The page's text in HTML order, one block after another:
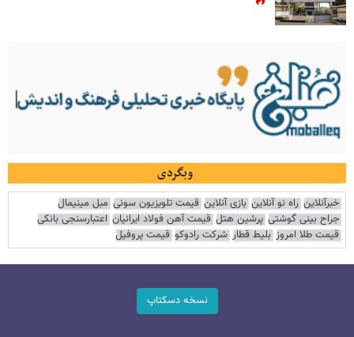
وبگردی
خبرآنلاین راه نو آنلاین بازی آنلاین قیمت تلویزیون سونی مبل مینیمال
جراح بینی گوشتی پرشین هتل قیمت آهن فولاد ایرانیان اعتبارسنجی بانکی
قیمت طلا امروز بلیط قطار شرکت رادوکو قیمت پروفیل
نسخه دسکتاپ